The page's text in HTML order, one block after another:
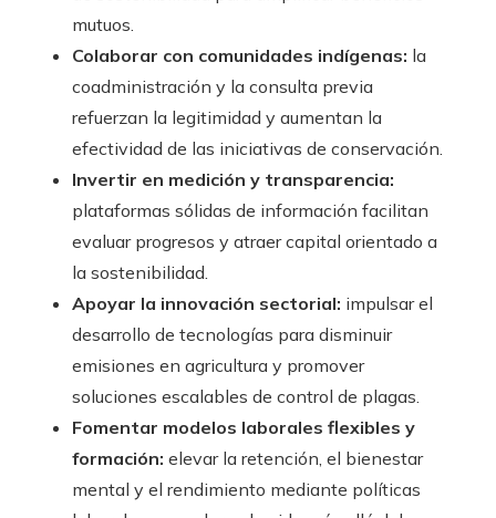
mutuos.
Colaborar con comunidades indígenas: la
coadministración y la consulta previa
refuerzan la legitimidad y aumentan la
efectividad de las iniciativas de conservación.
Invertir en medición y transparencia:
plataformas sólidas de información facilitan
evaluar progresos y atraer capital orientado a
la sostenibilidad.
Apoyar la innovación sectorial: impulsar el
desarrollo de tecnologías para disminuir
emisiones en agricultura y promover
soluciones escalables de control de plagas.
Fomentar modelos laborales flexibles y
formación: elevar la retención, el bienestar
mental y el rendimiento mediante políticas